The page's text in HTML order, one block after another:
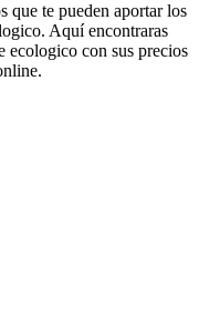
que te pueden aportar los
Aquí encontraras
ecologico con sus precios